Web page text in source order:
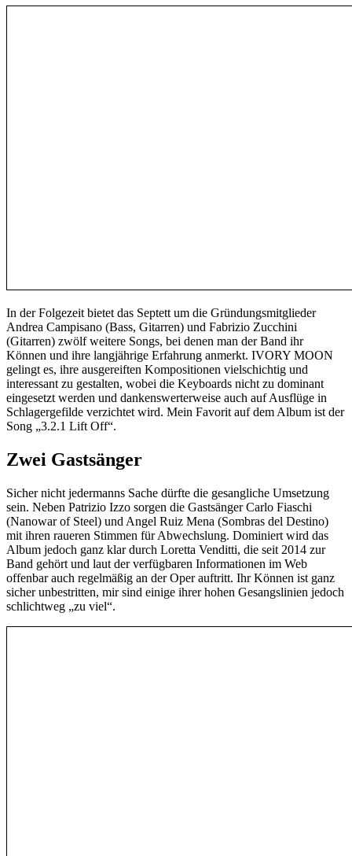
In der Folgezeit bietet das Septett um die Gründungsmitglieder
Andrea Campisano (Bass, Gitarren) und Fabrizio Zucchini
(Gitarren) zwölf weitere Songs, bei denen man der Band ihr
Können und ihre langjährige Erfahrung anmerkt. IVORY MOON
gelingt es, ihre ausgereiften Kompositionen vielschichtig und
interessant zu gestalten, wobei die Keyboards nicht zu dominant
eingesetzt werden und dankenswerterweise auch auf Ausflüge in
Schlagergefilde verzichtet wird. Mein Favorit auf dem Album ist der
Song „3.2.1 Lift Off“.
Zwei Gastsänger
Sicher nicht jedermanns Sache dürfte die gesangliche Umsetzung
sein. Neben Patrizio Izzo sorgen die Gastsänger Carlo Fiaschi
(Nanowar of Steel) und Angel Ruiz Mena (Sombras del Destino)
mit ihren raueren Stimmen für Abwechslung. Dominiert wird das
Album jedoch ganz klar durch Loretta Venditti, die seit 2014 zur
Band gehört und laut der verfügbaren Informationen im Web
offenbar auch regelmäßig an der Oper auftritt. Ihr Können ist ganz
sicher unbestritten, mir sind einige ihrer hohen Gesangslinien jedoch
schlichtweg „zu viel“.